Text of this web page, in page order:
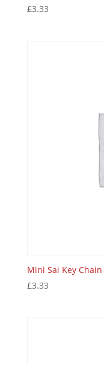
£3.33
Mini Sai Key Chain
£3.33